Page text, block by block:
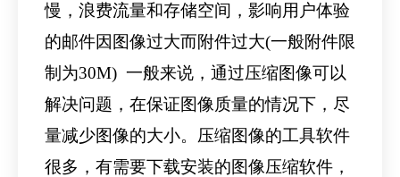
慢，浪费流量和存储空间，影响用户体验
的邮件因图像过大而附件过大(一般附件限
制为30M) 一般来说，通过压缩图像可以
解决问题，在保证图像质量的情况下，尽
量减少图像的大小。压缩图像的工具软件
很多，有需要下载安装的图像压缩软件，